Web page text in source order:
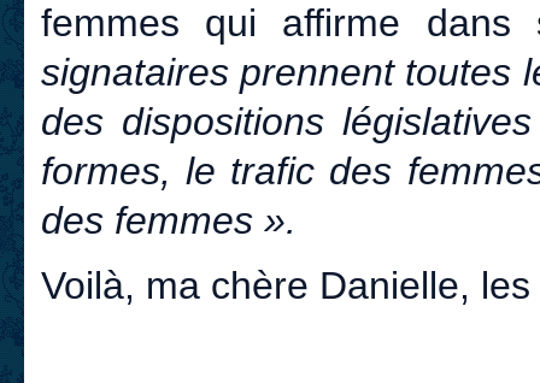
femmes qui affirme
signataires prennent toutes
des dispositions
formes, le trafic des
des femmes ».
Voilà, ma chère Danielle,